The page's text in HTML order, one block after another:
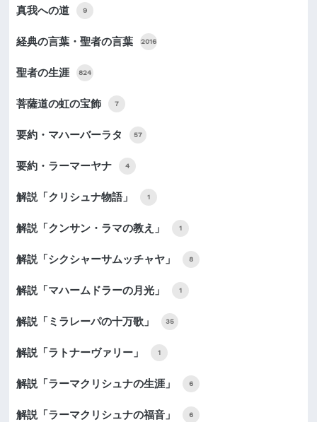
真我への道 9
経典の言葉・聖者の言葉 2016
聖者の生涯 824
菩薩道の虹の宝飾 7
要約・マハーバーラタ 57
要約・ラーマーヤナ 4
解説「クリシュナ物語」 1
解説「クンサン・ラマの教え」 1
解説「シクシャーサムッチャヤ」 8
解説「マハームドラーの月光」 1
解説「ミラレーパの十万歌」 35
解説「ラトナーヴァリー」 1
解説「ラーマクリシュナの生涯」 6
解説「ラーマクリシュナの福音」 6